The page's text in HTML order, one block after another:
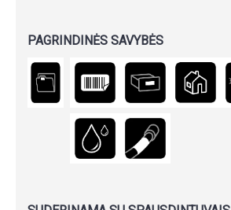
PAGRINDINĖS SAVYBĖS